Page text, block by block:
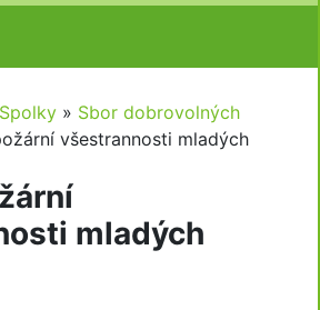
Spolky » Sbor dobrovolných
všestrannosti mladých
mladých